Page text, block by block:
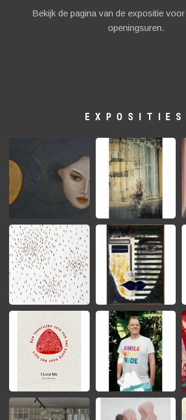
Bekijk de pagina van de expositie
openingsuren.
EXPOSITIES